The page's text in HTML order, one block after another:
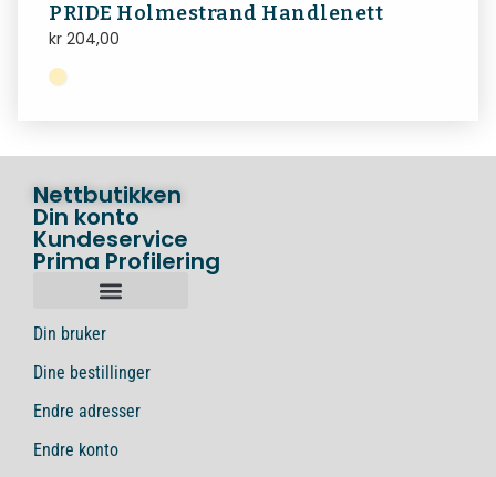
PRIDE Holmestrand Handlenett
kr 204,00
Nettbutikken
Din konto
Kundeservice
Prima Profilering
Din bruker
Dine bestillinger
Endre adresser
Endre konto